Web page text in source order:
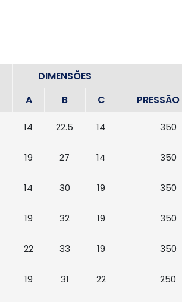
DIMENSÕES
A B C
14 22.5 14 350
19 27 14 350
14 30 19 350
19 32 19 350
22 33 19 350
19 31 22 250